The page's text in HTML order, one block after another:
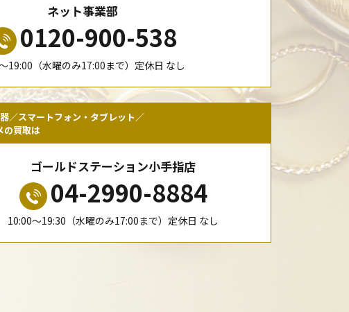
ネット事業部
0120-900-538
19:00（水曜のみ17:00まで）定休日 なし
／スマートフォン・タブレット／
の買取は
ゴールドステーション小手指店
04-2990-8884
10:00〜19:30（水曜のみ17:00まで）定休日 なし